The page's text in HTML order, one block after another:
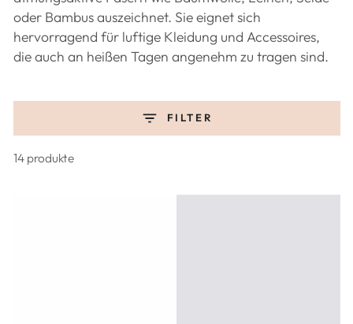
oder Bambus auszeichnet. Sie eignet sich
hervorragend für luftige Kleidung und Accessoires,
die auch an heißen Tagen angenehm zu tragen sind.
FILTER
14 produkte